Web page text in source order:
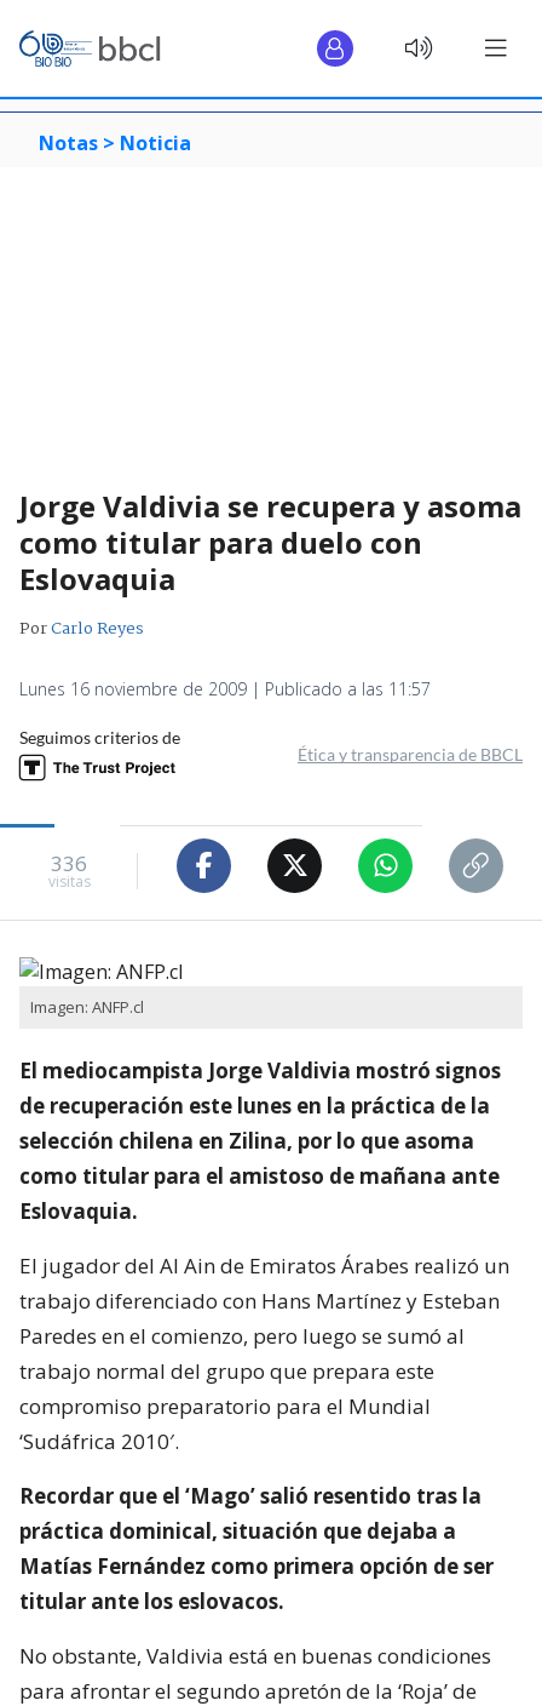
Notas > Noticia
Jorge Valdivia se recupera y asoma
como titular para duelo con
Eslovaquia
PorCarlo Reyes
Lunes 16 noviembre de 2009 | Publicado a las 11:57
Seguimos criterios de
Ética y transparencia de BBCL
336
visitas
Imagen: ANFP.cl
El mediocampista Jorge Valdivia mostró signos
de recuperación este lunes en la práctica de la
selección chilena en Zilina, por lo que asoma
como titular para el amistoso de mañana ante
Eslovaquia.
El jugador del Al Ain de Emiratos Árabes realizó un
trabajo diferenciado con Hans Martínez y Esteban
Paredes en el comienzo, pero luego se sumó al
trabajo normal del grupo que prepara este
compromiso preparatorio para el Mundial
‘Sudáfrica 2010′.
Recordar que el ‘Mago’ salió resentido tras la
práctica dominical, situación que dejaba a
Matías Fernández como primera opción de ser
titular ante los eslovacos.
No obstante, Valdivia está en buenas condiciones
para afrontar el segundo apretón de la ‘Roja’ de